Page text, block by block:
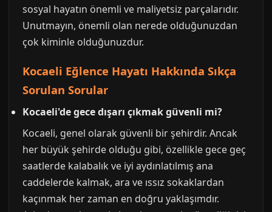
sosyal hayatın önemli ve maliyetsiz parçalarıdır.
Unutmayın, önemli olan nerede olduğunuzdan
çok kiminle olduğunuzdur.
Kocaeli Eğlence Hayatı Hakkında Sıkça
Sorulan Sorular
Kocaeli'de gece dışarı çıkmak güvenli mi?
Kocaeli, genel olarak güvenli bir şehirdir. Ancak
her büyük şehirde olduğu gibi, özellikle gece geç
saatlerde kalabalık ve iyi aydınlatılmış ana
caddelerde kalmak, ara ve ıssız sokaklardan
kaçınmak her zaman en doğru yaklaşımdır.